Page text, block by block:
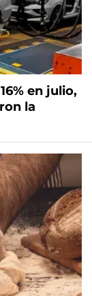
en julio,
la